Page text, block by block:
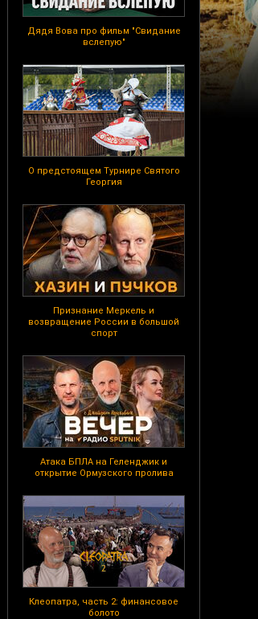
Дядя Вова про фильм "Свидание
вслепую"
О предстоящем Турнире Святого
Георгия
Признание Меркель и
возвращение России в большой
спорт
Атака БПЛА на Геленджик и
открытие Ормузского пролива
Клеопатра, часть 2: финансовое
болото